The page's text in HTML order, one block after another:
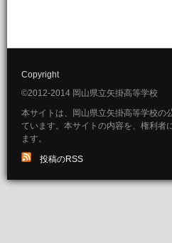
Copyright
©2012-2014 岡山県立矢掛高等学校
本サイトは、岡山県立矢掛高等学校の
ています。本サイトの内容を、権利者
ます。
投稿のRSS